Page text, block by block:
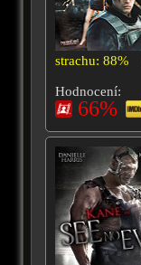
strachu: 88%
Hodnocení:
66%